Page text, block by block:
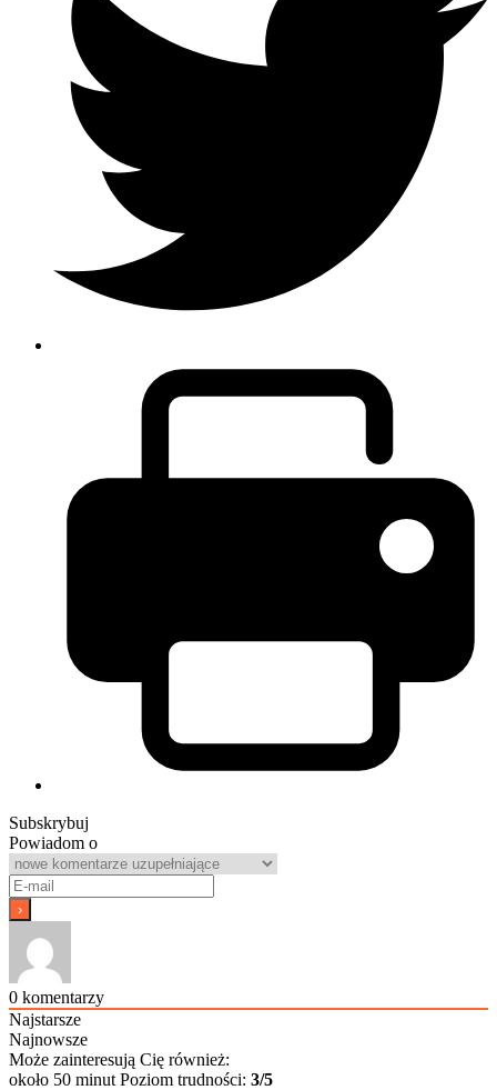
Subskrybuj
Powiadom o
0 komentarzy
Najstarsze
Najnowsze
Może zainteresują Cię również:
około 50 minut Poziom trudności: 3/5